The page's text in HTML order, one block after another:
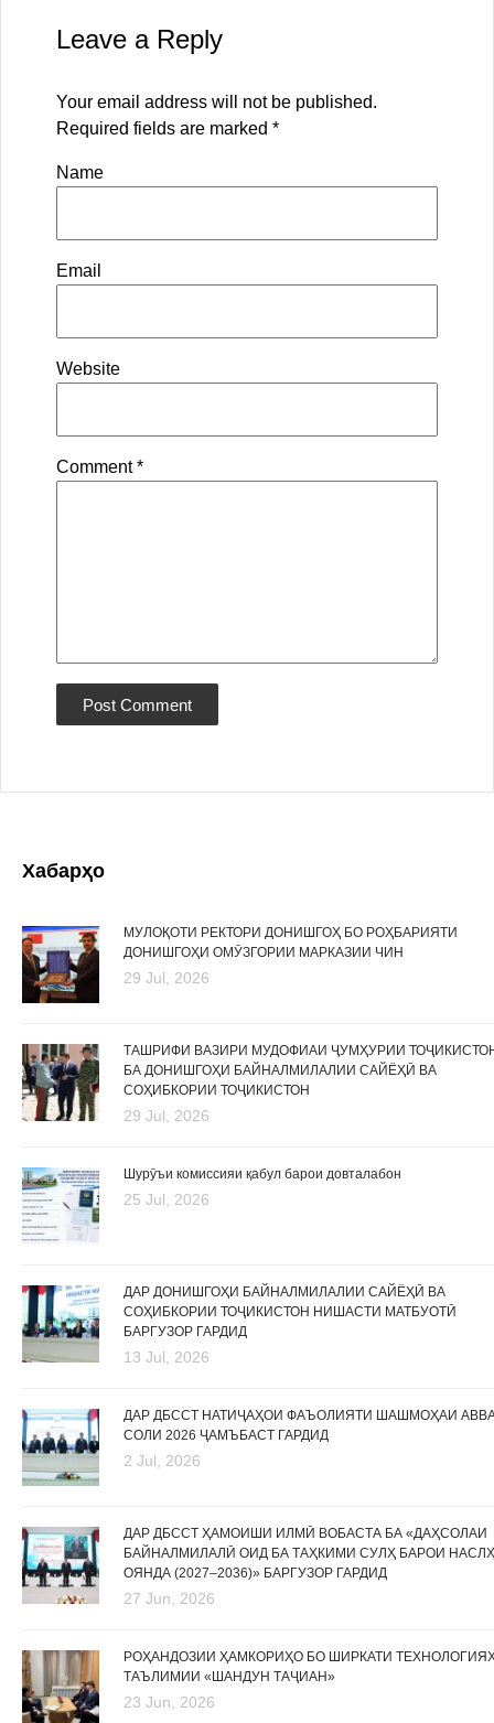
Leave a Reply
Your email address will not be published.
Required fields are marked *
Name
Email
Website
Comment*
Хабарҳо
МУЛОҚОТИ РЕКТОРИ ДОНИШГОҲ БО РОҲБАРИЯТИ
ДОНИШГОҲИ ОМӮЗГОРИИ МАРКАЗИИ ЧИН
29 Jul, 2026
ТАШРИФИ ВАЗИРИ МУДОФИАИ ҶУМҲУРИИ
БА ДОНИШГОҲИ БАЙНАЛМИЛАЛИИ САЙЁҲӢ ВА
СОҲИБКОРИИ ТОҶИКИСТОН
29 Jul, 2026
Шурӯъи комиссияи қабул барои довталабон
25 Jul, 2026
ДАР ДОНИШГОҲИ БАЙНАЛМИЛАЛИИ САЙЁҲӢ ВА
СОҲИБКОРИИ ТОҶИКИСТОН НИШАСТИ МАТБУОТӢ
БАРГУЗОР ГАРДИД
13 Jul, 2026
ДАР ДБССТ НАТИҶАҲОИ ФАЪОЛИЯТИ ШАШМОҲАИ
СОЛИ 2026 ҶАМЪБАСТ ГАРДИД
2 Jul, 2026
ДАР ДБССТ ҲАМОИШИ ИЛМӢ ВОБАСТА БА «ДАҲСОЛАИ
БАЙНАЛМИЛАЛӢ ОИД БА ТАҲКИМИ СУЛҲ БАРОИ
ОЯНДА (2027–2036)» БАРГУЗОР ГАРДИД
27 Jun, 2026
РОҲАНДОЗИИ ҲАМКОРИҲО БО ШИРКАТИ
ТАЪЛИМИИ «ШАНДУН ТАҶИАН»
23 Jun, 2026